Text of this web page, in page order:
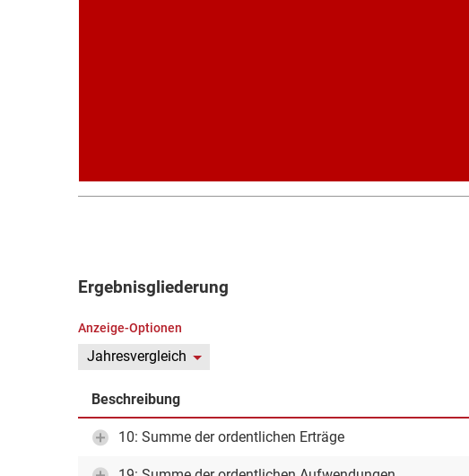
Ergebnisgliederung
Anzeige-Optionen
Jahresvergleich
Beschreibung
10: Summe der ordentlichen Erträge